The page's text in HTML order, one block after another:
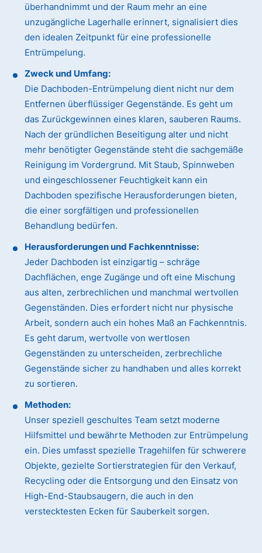
überhandnimmt und der Raum mehr an eine
unzugängliche Lagerhalle erinnert, signalisiert dies
den idealen Zeitpunkt für eine professionelle
Entrümpelung.
Zweck und Umfang:
Die Dachboden-Entrümpelung dient nicht nur dem
Entfernen überflüssiger Gegenstände. Es geht um
das Zurückgewinnen eines klaren, sauberen Raums.
Nach der gründlichen Beseitigung alter und nicht
mehr benötigter Gegenstände steht die sachgemäße
Reinigung im Vordergrund. Mit Staub, Spinnweben
und eingeschlossener Feuchtigkeit kann ein
Dachboden spezifische Herausforderungen bieten,
die einer sorgfältigen und professionellen
Behandlung bedürfen.
Herausforderungen und Fachkenntnisse:
Jeder Dachboden ist einzigartig – schräge
Dachflächen, enge Zugänge und oft eine Mischung
aus alten, zerbrechlichen und manchmal wertvollen
Gegenständen. Dies erfordert nicht nur physische
Arbeit, sondern auch ein hohes Maß an Fachkenntnis.
Es geht darum, wertvolle von wertlosen
Gegenständen zu unterscheiden, zerbrechliche
Gegenstände sicher zu handhaben und alles korrekt
zu sortieren.
Methoden:
Unser speziell geschultes Team setzt moderne
Hilfsmittel und bewährte Methoden zur Entrümpelung
ein. Dies umfasst spezielle Tragehilfen für schwerere
Objekte, gezielte Sortierstrategien für den Verkauf,
Recycling oder die Entsorgung und den Einsatz von
High-End-Staubsaugern, die auch in den
verstecktesten Ecken für Sauberkeit sorgen.